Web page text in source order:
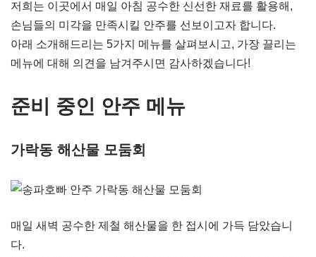
저희는 이곳에서 매일 아침 공수한 신선한 재료를 활용해,
손님들의 미각을 만족시킬 안주를 선보이고자 합니다.
아래 소개해드리는 5가지 메뉴를 살펴보시고, 가장 끌리는
메뉴에 대해 의견을 남겨주시면 감사하겠습니다!
준비 중인 안주 메뉴
가락동 해산물 모둠회
매일 새벽 공수한 제철 해산물을 한 접시에 가득 담았습니
다.